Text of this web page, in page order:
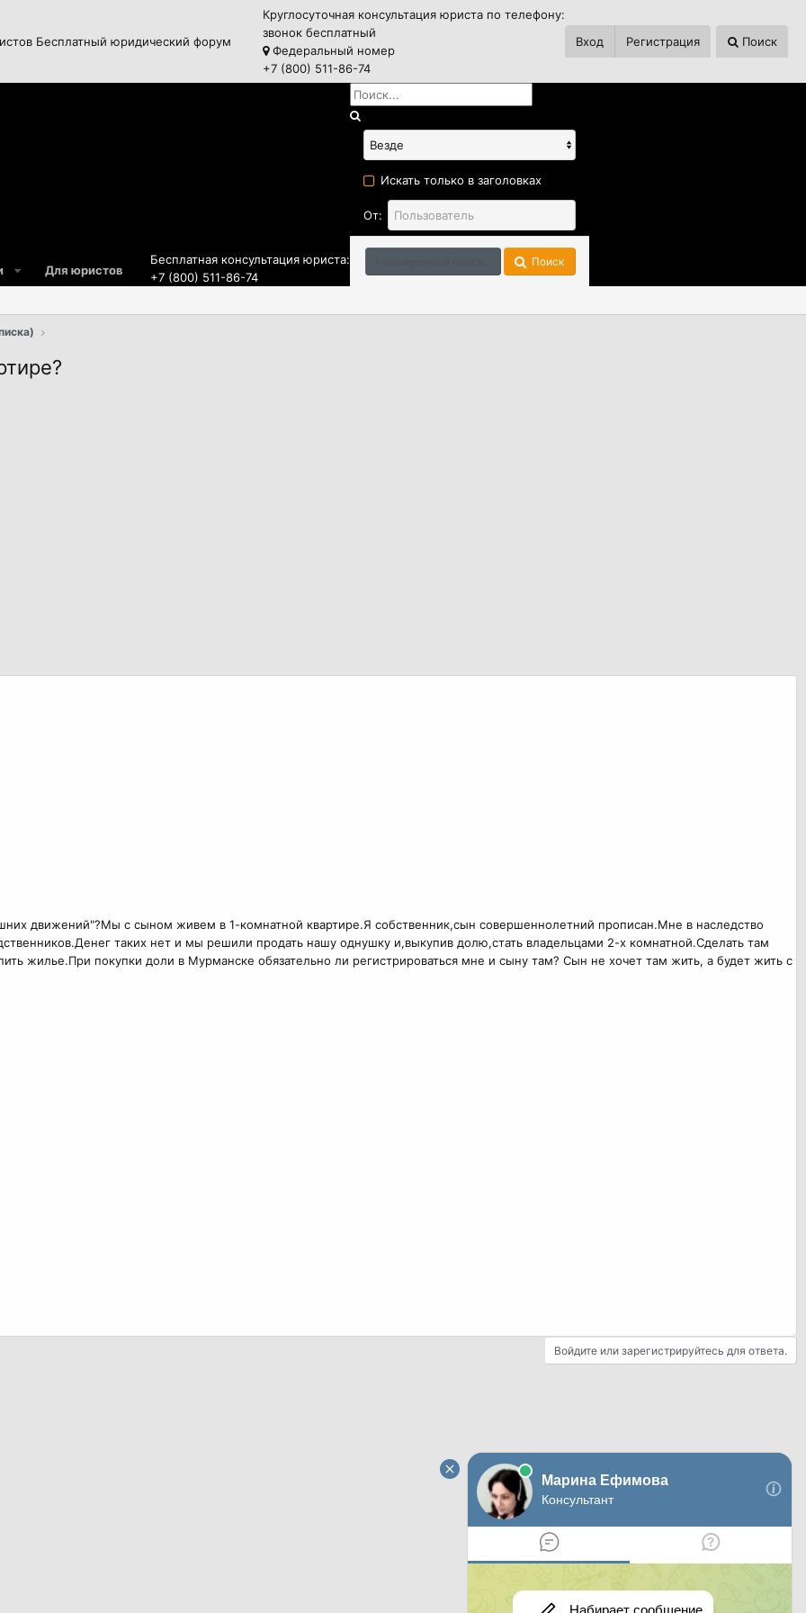
Бесплатный юридический форум
Круглосуточная консультация юриста по телефону:
звонок бесплатный
Федеральный номер
+7 (800) 511-86-74
Вход Регистрация Поиск
Для юристов
Бесплатная консультация юриста:
+7 (800) 511-86-74
Искать только в заголовках
От:
Поиск
движений"?Мы с сыном живем в 1-комнатной квартире.Я собственник,сын совершеннолетний прописан.Мне в наследство
таких нет и мы решили продать нашу однушку и,выкупив долю,стать владельцами 2-х комнатной.Сделать там
жилье.При покупки доли в Мурманске обязательно ли регистрироваться мне и сыну там? Сын не хочет там жить, а будет жить с
Войдите или зарегистрируйтесь для ответа.